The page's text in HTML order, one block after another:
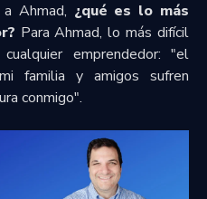
Ahmad, ¿qué es lo más
Para Ahmad, lo más difícil
emprendedor: "el
familia y amigos sufren
conmigo".